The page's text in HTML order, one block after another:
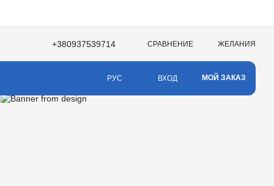
+380937539714 СРАВНЕНИЕ ЖЕЛАНИЯ
РУС ВХОД МОЙ ЗАКАЗ